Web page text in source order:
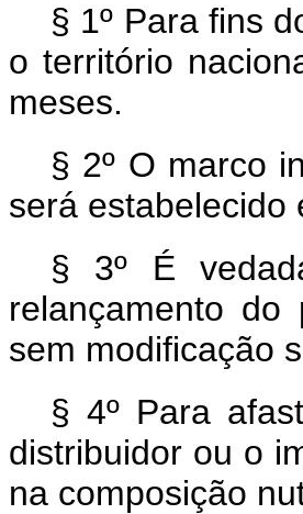
§ 1º Para fins
o território
meses.
§ 2º O marco
será estabelecido
§ 3º É
relançamento
sem modificação
§ 4º Para
distribuidor ou o
na composição